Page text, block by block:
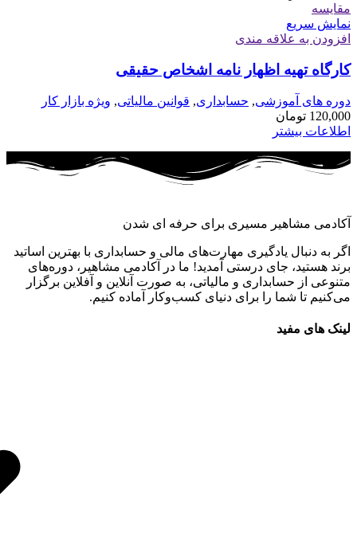
مقايسه
نمایش سریع
افزودن به علاقه مندی
کارگاه تهیه اظهار نامه اشخاص حقیقی
دوره های آموزشی, حسابداری, قوانین مالیاتی, ویژه بازار کار
120,000 تومان
اطلاعات بیشتر
آکادمی مشاهیر مسیری برای حرفه ای شدن
اگر به دنبال یادگیری مهارت‌های مالی و حسابداری با بهترین اساتید
برند هستید، جای درستی آمدید! ما در آکادمی مشاهیر، دوره‌های
متنوعی از حسابداری و مالیاتی، به صورت آنلاین و آفلاین برگزار
می‌کنیم تا شما را برای دنیای کسب‌وکار آماده کنیم.
لینک های مفید